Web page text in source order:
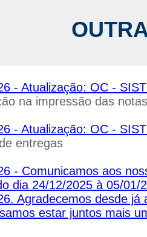
- Atualização: OC -
na impressão das notas
- Atualização: OC -
entregas
- Comunicamos aos
dia 24/12/2025 à 05/01/
Agradecemos desde
estar juntos mais